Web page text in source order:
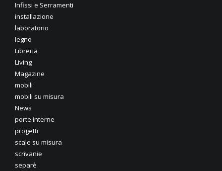
Infissi e Serramenti
installazione
laboratorio
legno
Libreria
Living
Magazine
mobili
mobili su misura
News
porte interne
progetti
scale su misura
scrivanie
separè